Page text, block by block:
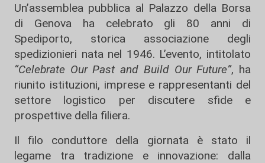
Un’assemblea pubblica al Palazzo della Borsa
di Genova ha celebrato gli 80 anni di
Spediporto, storica associazione degli
spedizionieri nata nel 1946. L’evento, intitolato
“Celebrate Our Past and Build Our Future”, ha
riunito istituzioni, imprese e rappresentanti del
settore logistico per discutere sfide e
prospettive della filiera.
Il filo conduttore della giornata è stato il
legame tra tradizione e innovazione: dalla